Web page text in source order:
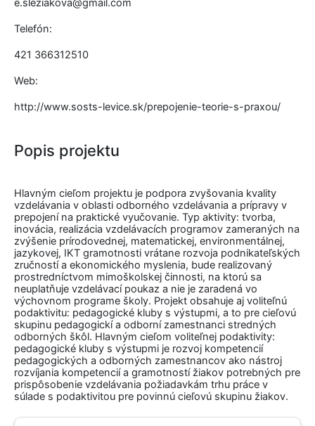
e.sleziakova@gmail.com
Telefón:
421 366312510
Web:
http://www.sosts-levice.sk/prepojenie-teorie-s-praxou/
Popis projektu
Hlavným cieľom projektu je podpora zvyšovania kvality
vzdelávania v oblasti odborného vzdelávania a prípravy v
prepojení na praktické vyučovanie. Typ aktivity: tvorba,
inovácia, realizácia vzdelávacích programov zameraných na
zvýšenie prírodovednej, matematickej, environmentálnej,
jazykovej, IKT gramotnosti vrátane rozvoja podnikateľských
zručností a ekonomického myslenia, bude realizovaný
prostredníctvom mimoškolskej činnosti, na ktorú sa
neuplatňuje vzdelávací poukaz a nie je zaradená vo
výchovnom programe školy. Projekt obsahuje aj voliteľnú
podaktivitu: pedagogické kluby s výstupmi, a to pre cieľovú
skupinu pedagogickí a odborní zamestnanci stredných
odborných škôl. Hlavným cieľom voliteľnej podaktivity:
pedagogické kluby s výstupmi je rozvoj kompetencií
pedagogických a odborných zamestnancov ako nástroj
rozvíjania kompetencií a gramotností žiakov potrebných pre
prispôsobenie vzdelávania požiadavkám trhu práce v
súlade s podaktivitou pre povinnú cieľovú skupinu žiakov.